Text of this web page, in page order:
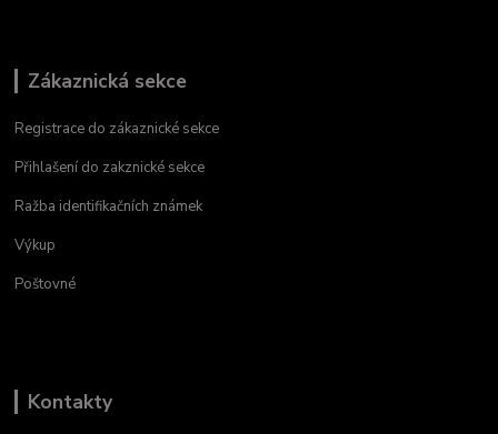
Zákaznická sekce
Registrace do zákaznické sekce
Přihlašení do zakznické sekce
Ražba identifikačních známek
Výkup
Poštovné
Kontakty